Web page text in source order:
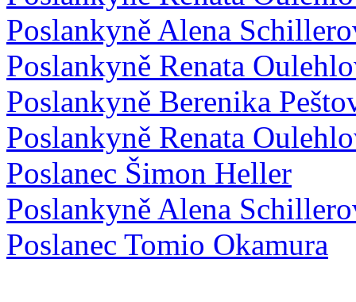
Poslankyně Alena
Poslankyně Renata
Poslankyně Berenika
Poslankyně Renata
Poslanec Šimon Heller
Poslankyně Alena
Poslanec Tomio Okamura